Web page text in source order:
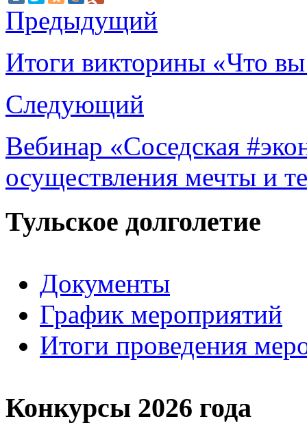
Предыдущий
Итоги викторины «Что вы
Следующий
Вебинар «Соседская
осуществления мечты и
Тульское долголетие
Документы
График мероприятий
Итоги проведения
Конкурсы 2026 года